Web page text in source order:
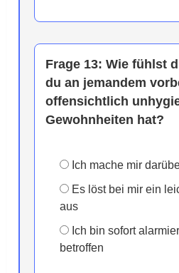
Frage 13: Wie fühlst
du an jemandem
offensichtlich
Gewohnheiten hat?
Ich mache mir
Es löst bei mir ein
aus
Ich bin sofort
betroffen